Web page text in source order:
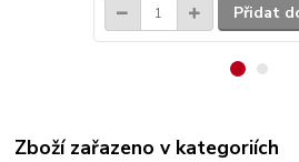
Přidat
Zboží zařazeno v kategoriích